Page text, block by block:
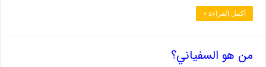
أكمل القراءة »
من هو السفياني؟